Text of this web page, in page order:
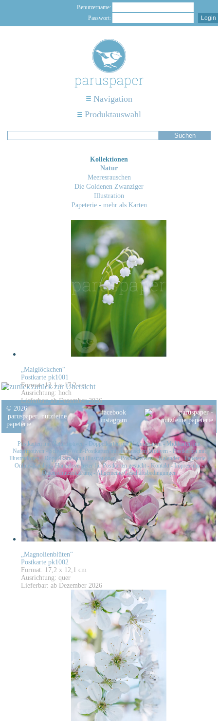
Benutzername:
Passwort:
Navigation
Produktauswahl
Kollektionen
Natur
Meeresrauschen
Die Goldenen Zwanziger
Illustration
Papeterie - mehr als Karten
„Maiglöckchen“
Postkarte pk1001
Format: 12,1 x 17,2 cm
Ausrichtung: hoch
Lieferbar: ab Dezember 2026
„Magnolienblüten“
Postkarte pk1002
Format: 17,2 x 12,1 cm
Ausrichtung: quer
Lieferbar: ab Dezember 2026
zurück zur Übersicht
© 2026
paruspaper. nutzfeine
papeterie
facebook
instagram
Postkarten mit Naturmotiven - Doppelkarten mit Naturmotiven- Midikarten mit
Naturmotiven - Schwarz-Weiß-Postkarten mit historischen Motiven- Postkarten mit
Illustrationen - Doppelkarten mit Illustrationen-Postkartensets-Kalender-Papeterie -
Online-Katalog-Handelsvertreter für Postkarten gesucht - Kontakt-Impressum-
Datenschutzerklärung - Allgemeine Geschäftsbedingungen